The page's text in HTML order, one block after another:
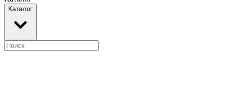
Каталог